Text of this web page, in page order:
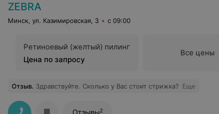
ZEBRA
Минск, ул. Казимировская, 3 с 09:00
Ретиноевый (желтый) пилинг
Цена по запросу
Все цены
Отзыв. Здравствуйте. Сколько у Вас стоит стрижка? Еще
2